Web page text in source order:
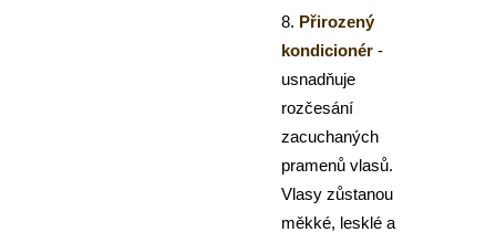
8. Přirozený
kondicionér -
usnadňuje
rozčesání
zacuchaných
pramenů vlasů.
Vlasy zůstanou
měkké, lesklé a